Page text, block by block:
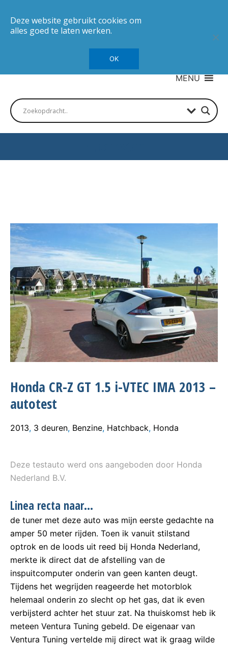
MENU
Honda CR-Z GT 1.5 i-VTEC IMA 2013 –
autotest
2013, 3 deuren, Benzine, Hatchback, Honda
Deze testauto werd ons aangeboden door Honda
Nederland B.V.
Linea recta naar…
de tuner met deze auto was mijn eerste gedachte na
amper 50 meter rijden. Toen ik vanuit stilstand
optrok en de loods uit reed bij Honda Nederland,
merkte ik direct dat de afstelling van de
inspuitcomputer onderin van geen kanten deugt.
Tijdens het wegrijden reageerde het motorblok
helemaal onderin zo slecht op het gas, dat ik even
verbijsterd achter het stuur zat. Na thuiskomst heb ik
meteen Ventura Tuning gebeld. De eigenaar van
Ventura Tuning vertelde mij direct wat ik graag wilde
Deze website gebruikt cookies om
alles goed te laten werken.
OK